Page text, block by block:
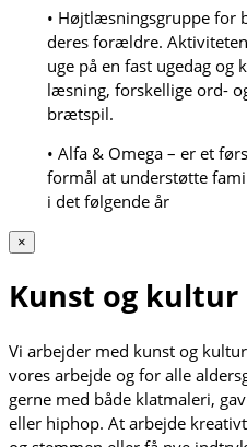
• Højtlæsningsgruppe for
deres forældre.
uge på en fast ugedag og
læsning, forskellige ord-
brætspil.
• Alfa & Omega – er et
formål at understøtte
i det følgende år
×
Kunst og kultur
Vi arbejder med kunst og
vores arbejde og for alle
gerne med både klatmaleri,
eller hiphop. At arbejde